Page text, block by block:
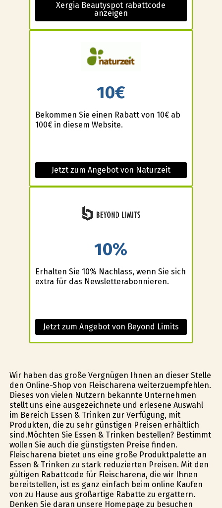
Xergia Beautyspot rabattcode
anzeigen
10€
Bekommen Sie einen Rabatt von 10€ ab
100€ in diesem Website.
Jetzt zum Angebot von Naturzeit
10%
Erhalten Sie 10% Nachlass, wenn Sie sich
extra für das Newsletterabonnieren.
Jetzt zum Angebot von Beyond Limits
Wir haben das große Vergnügen Ihnen an dieser Stelle
den Online-Shop von Fleischarena weiterzuempfehlen.
Dieses von vielen Nutzern bekannte Unternehmen
stellt uns eine ausgezeichnete und erlesene Auswahl
im Bereich Essen & Trinken zur Verfügung, mit
Produkten, die zu sehr günstigen Preisen erhältlich
sind.Möchten Sie Essen & Trinken bestellen? Bestimmt
wollen Sie auch die günstigsten Preise finden.
Fleischarena bietet uns eine große Produktpalette an
Essen & Trinken zu stark reduzierten Preisen. Mit den
gültigen Rabattcode für Fleischarena, die wir Ihnen
bereitstellen, ist es ganz einfach beim online Kaufen
von zu Hause aus großartige Rabatte zu ergattern.
Denken Sie daran unsere Homepage zu besuchen